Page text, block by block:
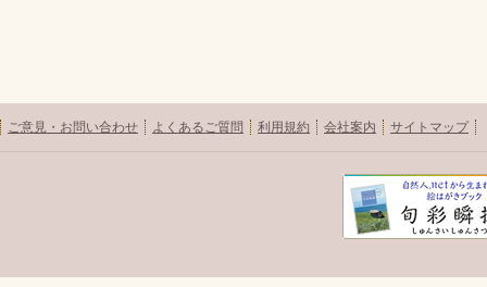
ご意見・お問い合わせ よくあるご質問 利用規約 会社案内 サイトマップ